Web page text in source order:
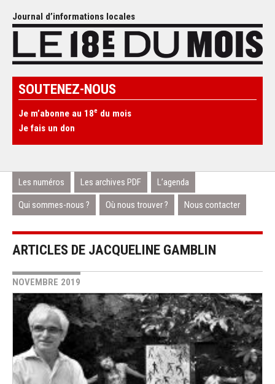
Journal d’informations locales
SOUTENEZ-NOUS
Je m’abonne au 18e du mois
Je fais un don
Les numéros Les archives PDF L’agenda
Qui sommes-nous ? Où nous trouver ? Nous contacter
ARTICLES DE JACQUELINE GAMBLIN
NOVEMBRE 2019